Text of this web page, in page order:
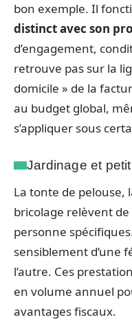
bon exemple. Il
distinct avec son
d’engagement,
retrouve pas sur la
domicile » de la
au budget global,
s’appliquer sous
Jardinage et
La tonte de pelouse,
bricolage relèvent
personne
sensiblement d’une
l’autre. Ces
en volume annuel
avantages fiscaux.